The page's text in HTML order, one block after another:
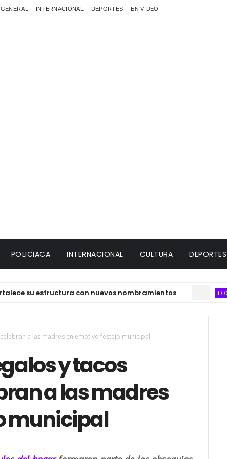
GENERAL INTERNACIONAL DEPORTES EN VIDEO
POLICIACA INTERNACIONAL CULTURA DEPORTES
con nuevos nombramientos
a las madres en emotivo festejo municipal
y tacos
a las madres
municipal